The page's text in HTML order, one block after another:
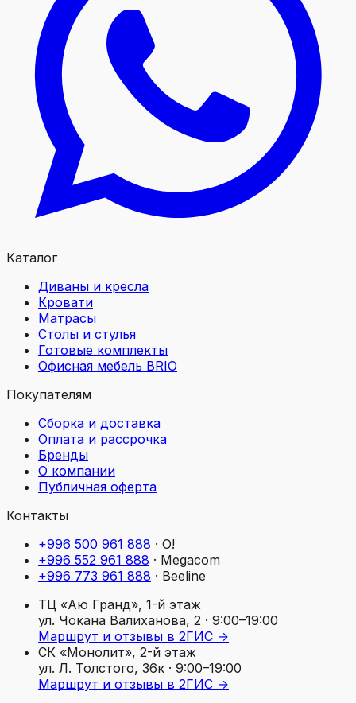
Каталог
Диваны и кресла
Кровати
Матрасы
Столы и стулья
Готовые комплекты
Офисная мебель BRIO
Покупателям
Сборка и доставка
Оплата и рассрочка
Бренды
О компании
Публичная оферта
Контакты
+996 500 961 888 · O!
+996 552 961 888 · Megacom
+996 773 961 888 · Beeline
ТЦ «Аю Гранд», 1-й этаж
ул. Чокана Валиханова, 2 · 9:00–19:00
Маршрут и отзывы в 2ГИС →
СК «Монолит», 2-й этаж
ул. Л. Толстого, 36к · 9:00–19:00
Маршрут и отзывы в 2ГИС →